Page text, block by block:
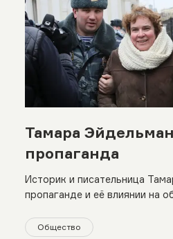
Тамара
пропаганда
Историк и писательница
пропаганде и её влиянии на
Общество